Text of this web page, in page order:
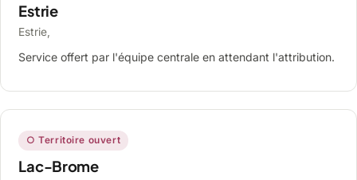
Estrie
Estrie,
Service offert par l'équipe centrale en attendant l'attribution.
○ Territoire ouvert
Lac-Brome